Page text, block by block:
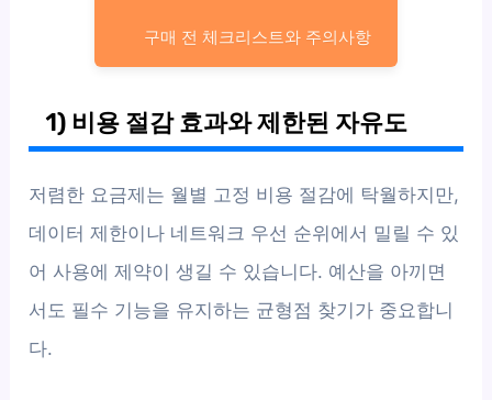
구매 전 체크리스트와 주의사항
1) 비용 절감 효과와 제한된 자유도
저렴한 요금제는 월별 고정 비용 절감에 탁월하지만,
데이터 제한이나 네트워크 우선 순위에서 밀릴 수 있
어 사용에 제약이 생길 수 있습니다. 예산을 아끼면
서도 필수 기능을 유지하는 균형점 찾기가 중요합니
다.